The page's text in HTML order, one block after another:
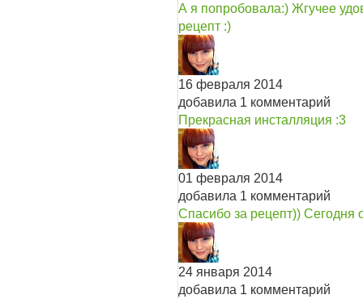
А я попробовала:) Жгучее
рецепт :)
16 февраля 2014
добавила 1 комментарий
Прекрасная инсталляция :3
01 февраля 2014
добавила 1 комментарий
Спасибо за рецепт)) Сегодня
24 января 2014
добавила 1 комментарий